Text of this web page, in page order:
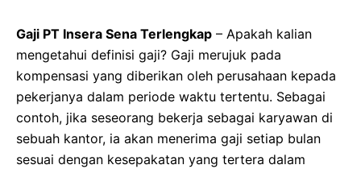
Gaji PT Insera Sena Terlengkap – Apakah kalian
mengetahui definisi gaji? Gaji merujuk pada
kompensasi yang diberikan oleh perusahaan kepada
pekerjanya dalam periode waktu tertentu. Sebagai
contoh, jika seseorang bekerja sebagai karyawan di
sebuah kantor, ia akan menerima gaji setiap bulan
sesuai dengan kesepakatan yang tertera dalam